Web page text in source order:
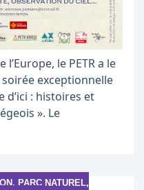
le PETR a le
exceptionnelle
d’ici : histoires et
». Le
PARC NATUREL,